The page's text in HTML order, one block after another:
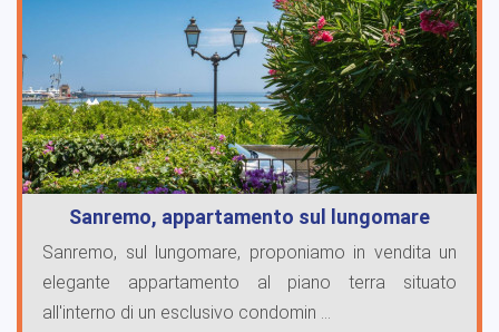
Sanremo, appartamento sul lungomare
Sanremo, sul lungomare, proponiamo in vendita un
elegante appartamento al piano terra situato
all'interno di un esclusivo condomin ...